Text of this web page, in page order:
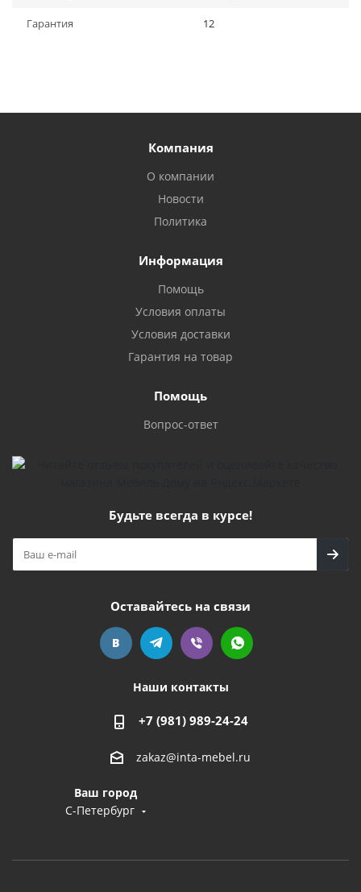
Гарантия 12
Компания
О компании
Новости
Политика
Информация
Помощь
Условия оплаты
Условия доставки
Гарантия на товар
Помощь
Вопрос-ответ
Будьте всегда в курсе!
Оставайтесь на связи
Наши контакты
+7 (981) 989-24-24
zakaz@inta-mebel.ru
Ваш город
С-Петербург